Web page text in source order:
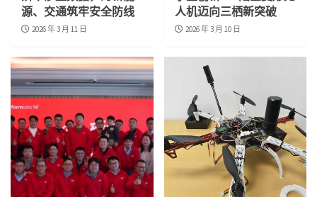
源、交通筑牢安全防线
2026 年 3 月 11 日
人机迈向三栖新突破
2026 年 3 月 10 日